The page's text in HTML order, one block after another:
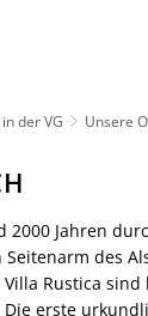
Unsere
Natur-
Heiraten
Radfahren
Übernachten
der VG Unsere
2000 Jahren
des
Rustica
erste